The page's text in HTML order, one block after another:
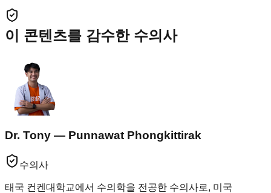
이 콘텐츠를 감수한 수의사
Dr. Tony — Punnawat Phongkittirak
수의사
태국 컨켄대학교에서 수의학을 전공한 수의사로, 미국